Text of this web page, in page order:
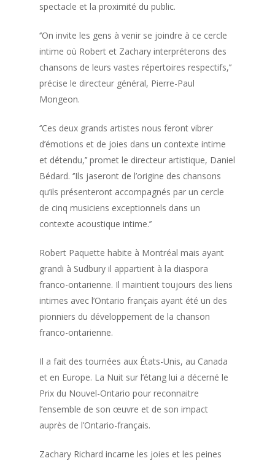
spectacle et la proximité du public.
‘’On invite les gens à venir se joindre à ce cercle
intime où Robert et Zachary interpréterons des
chansons de leurs vastes répertoires respectifs,’’
précise le directeur général, Pierre-Paul
Mongeon.
‘’Ces deux grands artistes nous feront vibrer
d’émotions et de joies dans un contexte intime
et détendu,’’ promet le directeur artistique, Daniel
Bédard. ‘’Ils jaseront de l’origine des chansons
qu’ils présenteront accompagnés par un cercle
de cinq musiciens exceptionnels dans un
contexte acoustique intime.’’
Robert Paquette habite à Montréal mais ayant
grandi à Sudbury il appartient à la diaspora
franco-ontarienne. Il maintient toujours des liens
intimes avec l’Ontario français ayant été un des
pionniers du développement de la chanson
franco-ontarienne.
Il a fait des tournées aux États-Unis, au Canada
et en Europe. La Nuit sur l’étang lui a décerné le
Prix du Nouvel-Ontario pour reconnaitre
l’ensemble de son œuvre et de son impact
auprès de l’Ontario-français.
Zachary Richard incarne les joies et les peines